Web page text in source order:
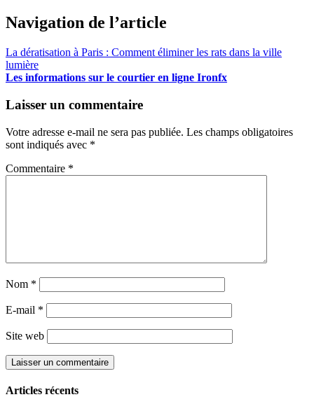
Navigation de l’article
La dératisation à Paris : Comment éliminer les rats dans la ville
lumière
Les informations sur le courtier en ligne Ironfx
Laisser un commentaire
Votre adresse e-mail ne sera pas publiée. Les champs obligatoires
sont indiqués avec *
Commentaire *
Nom *
E-mail *
Site web
Articles récents